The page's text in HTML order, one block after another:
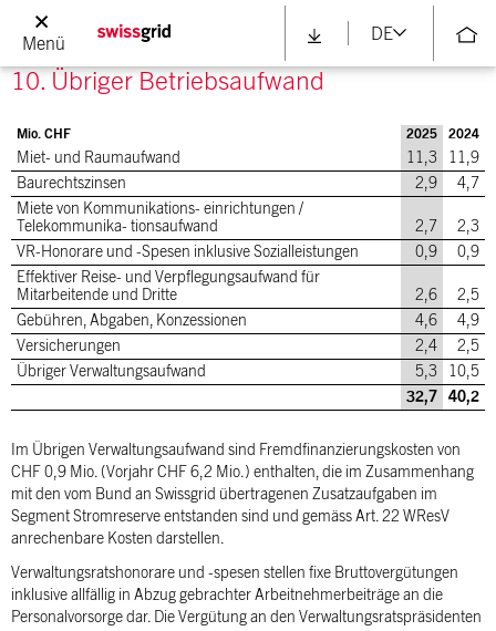
Menü
DE
10. Übriger Betriebsaufwand
Mio. CHF 2025 2024
Miet- und Raumaufwand 11,3
11,9
Baurechtszinsen
2,9
4,7
Miete von Kommunikations- einrichtungen /
Telekommunika- tionsaufwand
2,7
2,3
VR-Honorare und -Spesen inklusive Sozialleistungen
0,9
0,9
Effektiver Reise- und Verpflegungsaufwand für
Mitarbeitende und Dritte
2,6
2,5
Gebühren, Abgaben, Konzessionen
4,6
4,9
Versicherungen
2,4
2,5
Übriger Verwaltungsaufwand
5,3
10,5
32,7
40,2
Im Übrigen Verwaltungsaufwand sind Fremdfinanzierungskosten von
CHF 0,9 Mio. (Vorjahr CHF 6,2 Mio.) enthalten, die im Zusammenhang
mit den vom Bund an Swissgrid übertragenen Zusatzaufgaben im
Segment Stromreserve entstanden sind und gemäss Art. 22 WResV
anrechenbare Kosten darstellen.
Verwaltungsratshonorare und -spesen stellen fixe Bruttovergütungen
inklusive allfällig in Abzug gebrachter Arbeitnehmerbeiträge an die
Personalvorsorge dar. Die Vergütung an den Verwaltungsratspräsidenten